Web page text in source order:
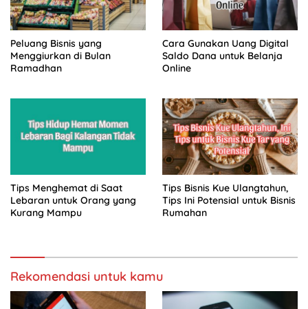
Peluang Bisnis yang
Menggiurkan di Bulan
Ramadhan
Cara Gunakan Uang Digital
Saldo Dana untuk Belanja
Online
Tips Menghemat di Saat
Lebaran untuk Orang yang
Kurang Mampu
Tips Bisnis Kue Ulangtahun,
Tips Ini Potensial untuk Bisnis
Rumahan
Rekomendasi untuk kamu